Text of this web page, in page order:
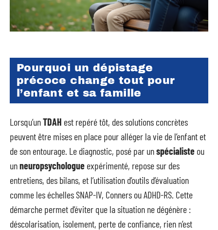
Pourquoi un dépistage
précoce change tout pour
l’enfant et sa famille
Lorsqu’unTDAH est repéré tôt, des solutions concrètes
peuvent être mises en place pour alléger la vie de l’enfant et
de son entourage. Le diagnostic, posé par unspécialiste ou
unneuropsychologue expérimenté, repose sur des
entretiens, des bilans, et l’utilisation d’outils d’évaluation
comme les échelles SNAP-IV, Conners ou ADHD-RS. Cette
démarche permet d’éviter que la situation ne dégénère :
déscolarisation, isolement, perte de confiance, rien n’est